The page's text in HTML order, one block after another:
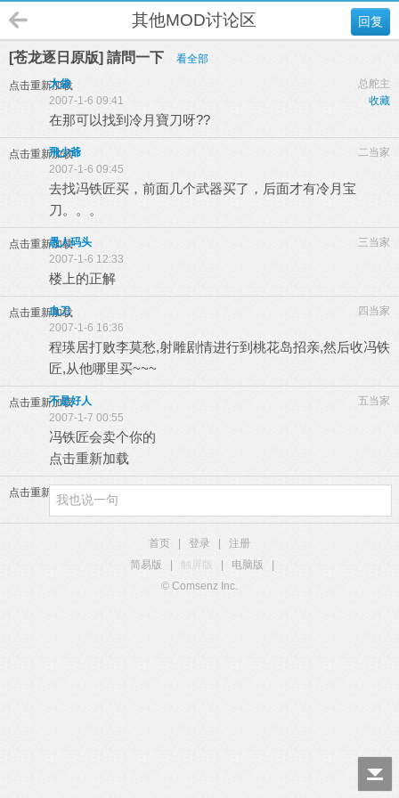
回复
其他MOD讨论区
[苍龙逐日原版] 請問一下 看全部
点击重新加载 总舵主
大袋
收藏
2007-1-6 09:41
在那可以找到冷月寶刀呀??
点击重新加载 二当家
飛少爺
2007-1-6 09:45
去找冯铁匠买，前面几个武器买了，后面才有冷月宝
刀。。。
点击重新加载 三当家
愚人码头
2007-1-6 12:33
楼上的正解
点击重新加载 四当家
血刀
2007-1-6 16:36
程瑛居打败李莫愁,射雕剧情进行到桃花岛招亲,然后收冯铁
匠,从他哪里买~~~
点击重新加载 五当家
不是好人
2007-1-7 00:55
冯铁匠会卖个你的
点击重新加载
点击重新加载
首页 登录
注册
简易版
触屏版 电脑版
© Comsenz Inc.